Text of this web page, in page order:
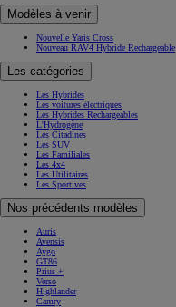
Modèles à venir
Nouvelle Yaris Cross
Nouveau RAV4 Hybride Rechargeable
Les catégories
Les Hybrides
Les voitures électriques
Les Hybrides Rechargeables
L'Hydrogène
Les Citadines
Les SUV
Les Familiales
Les 4x4
Les Utilitaires
Les Sportives
Nos précédents modèles
Auris
Avensis
Aygo
GT86
Prius +
Verso
Highlander
Camry